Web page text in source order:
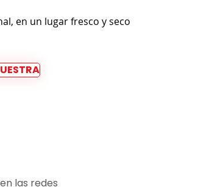
en un lugar fresco y seco
las redes